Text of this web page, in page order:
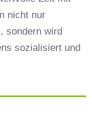
nicht nur
sondern wird
sozialisiert und